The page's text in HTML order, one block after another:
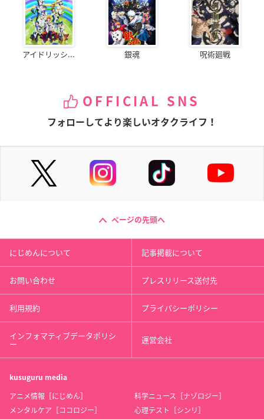
アイドリッシ... 銀魂 呪術廻戦
OFFICIAL SNS
フォローしてより楽しいオタクライフ！
ページの先頭へ
にじめんについて 記事掲載について
お問い合わせ プレスリリース送付先
利用規約 プライバシーポリシー
インフォマティブデータポリシ
ー 運営会社
kusuguru media
アニメ情報［にじめん］
科学ニュース［ナゾロジー］
メンタルケア［ココロジー］
心理テスト［シンリ］